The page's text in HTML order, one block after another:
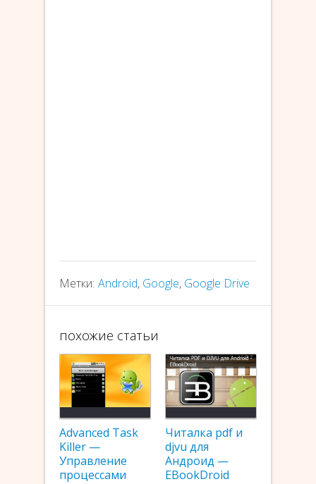
Метки: Android, Google, Google Drive
похожие статьи
Advanced Task
Killer —
Управление
процессами
Читалка pdf и
djvu для
Андроид —
EBookDroid